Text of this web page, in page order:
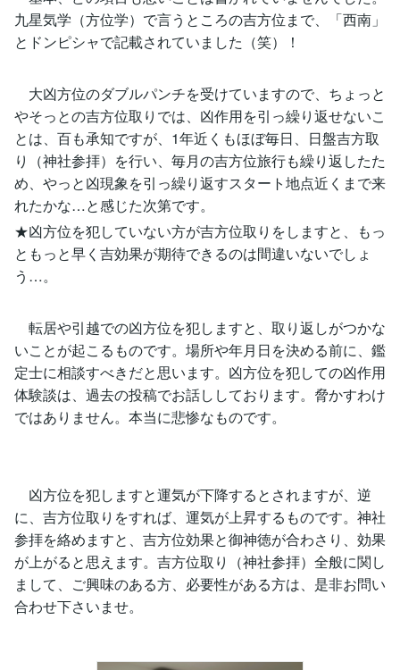
九星気学（方位学）で言うところの吉方位まで、「西南」
とドンピシャで記載されていました（笑）！
大凶方位のダブルパンチを受けていますので、ちょっと
やそっとの吉方位取りでは、凶作用を引っ繰り返せないこ
とは、百も承知ですが、1年近くもほぼ毎日、日盤吉方取
り（神社参拝）を行い、毎月の吉方位旅行も繰り返したた
め、やっと凶現象を引っ繰り返すスタート地点近くまで来
れたかな…と感じた次第です。
★凶方位を犯していない方が吉方位取りをしますと、もっ
ともっと早く吉効果が期待できるのは間違いないでしょ
う…。
転居や引越での凶方位を犯しますと、取り返しがつかな
いことが起こるものです。場所や年月日を決める前に、鑑
定士に相談すべきだと思います。凶方位を犯しての凶作用
体験談は、過去の投稿でお話ししております。脅かすわけ
ではありません。本当に悲惨なものです。
凶方位を犯しますと運気が下降するとされますが、逆
に、吉方位取りをすれば、運気が上昇するものです。神社
参拝を絡めますと、吉方位効果と御神徳が合わさり、効果
が上がると思えます。吉方位取り（神社参拝）全般に関し
まして、ご興味のある方、必要性がある方は、是非お問い
合わせ下さいませ。